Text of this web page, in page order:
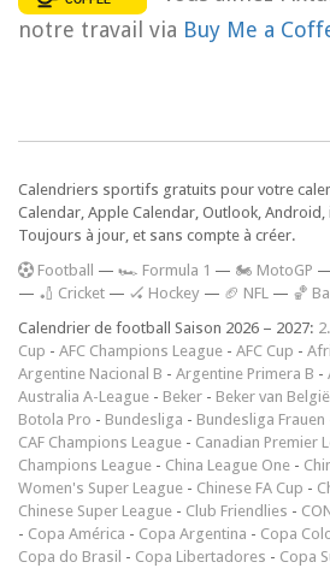
notre travail via Buy Me a
Calendriers sportifs gratuits pour votre
Calendar, Apple Calendar, Outlook,
Toujours à jour, et sans compte à créer.
Football — 🏎️ Formula 1 — 🏍 MotoGP
— 🏏 Cricket — 🏑 Hockey — 🏈 NFL — 🏀
Calendrier de football Saison 2026 – 2027:
Cup - AFC Champions League - AFC Cup -
Argentine Nacional B - Argentine Primera B -
Australia A-League - Beker - Beker van België
Botola Pro - Bundesliga - Bundesliga Frauen
CAF Champions League - Canadian Premier
Champions League - China League One -
Women's Super League - Chinese FA Cup -
Chinese Super League - Club Friendlies -
- Copa América - Copa Argentina - Copa
Copa do Brasil - Copa Libertadores - Copa